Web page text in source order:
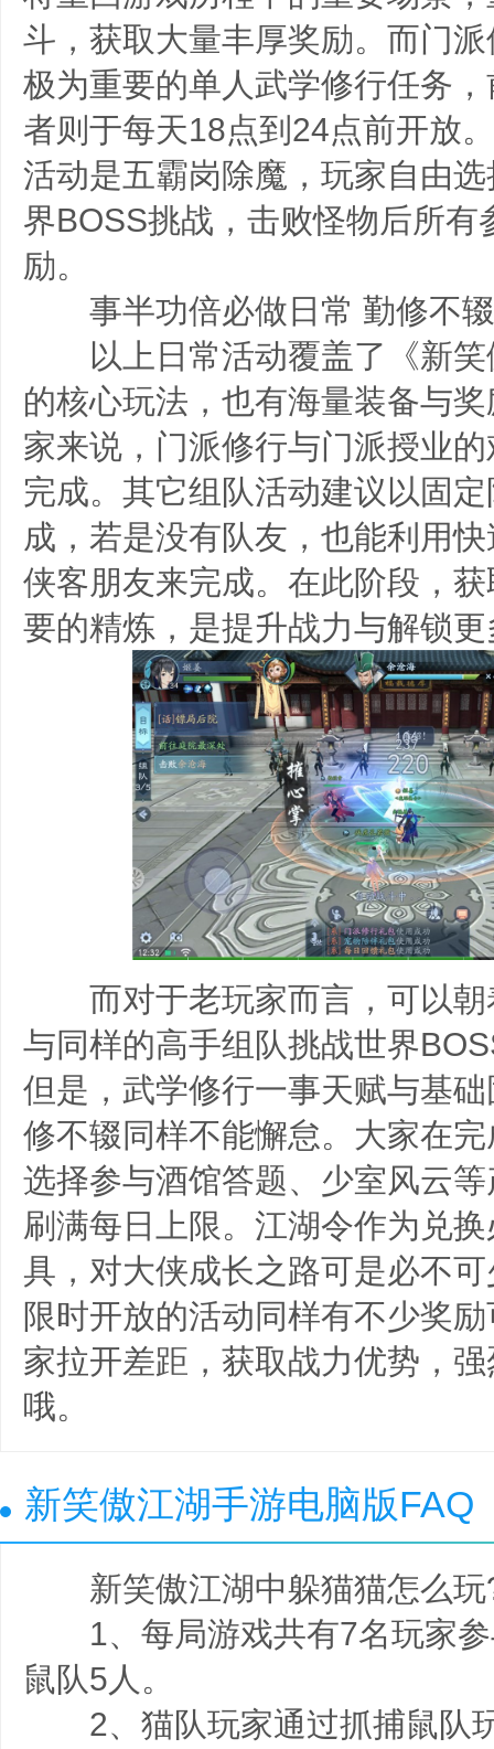
斗，获取大量丰厚奖励。而门
极为重要的单人武学修行任务
者则于每天18点到24点前开放
活动是五霸岗除魔，玩家自由
界BOSS挑战，击败怪物后所有
励。
事半功倍必做日常 勤修不辍
以上日常活动覆盖了《新笑
的核心玩法，也有海量装备与
家来说，门派修行与门派授业
完成。其它组队活动建议以固
成，若是没有队友，也能利用
侠客朋友来完成。在此阶段，
要的精炼，是提升战力与解锁
而对于老玩家而言，可以朝
与同样的高手组队挑战世界
但是，武学修行一事天赋与基
修不辍同样不能懈怠。大家在
选择参与酒馆答题、少室风云
刷满每日上限。江湖令作为兑
具，对大侠成长之路可是必不
限时开放的活动同样有不少奖
家拉开差距，获取战力优势，
哦。
新笑傲江湖手游电脑版FAQ
新笑傲江湖中躲猫猫怎么玩
1、每局游戏共有7名玩家参
鼠队5人。
2、猫队玩家通过抓捕鼠队